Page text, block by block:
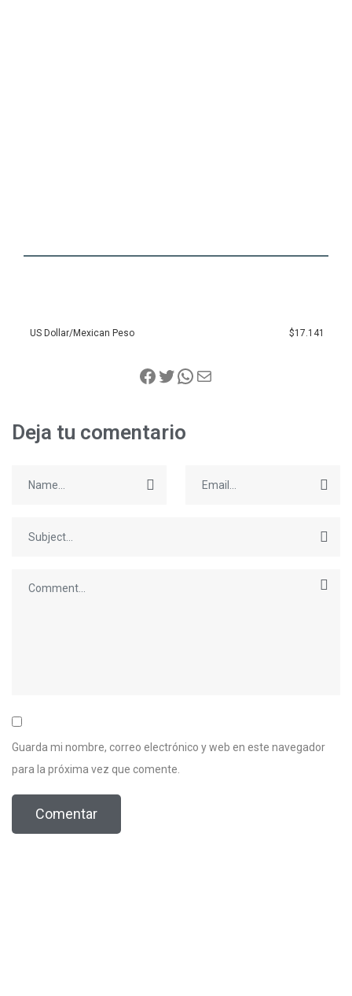
US Dollar/Mexican Peso $17.141
Deja tu comentario
Guarda mi nombre, correo electrónico y web en este navegador
para la próxima vez que comente.